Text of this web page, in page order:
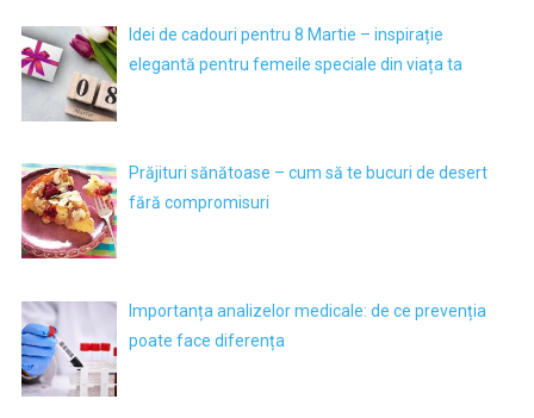
Idei de cadouri pentru 8 Martie – inspirație
elegantă pentru femeile speciale din viața ta
Prăjituri sănătoase – cum să te bucuri de desert
fără compromisuri
Importanța analizelor medicale: de ce prevenția
poate face diferența